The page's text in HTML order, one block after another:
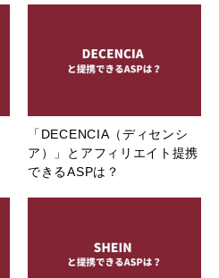
「DECENCIA（ディセンシ
ア）」とアフィリエイト提携
できるASPは？